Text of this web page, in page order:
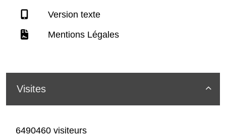
Version texte
Mentions Légales

Visites
6490460 visiteurs